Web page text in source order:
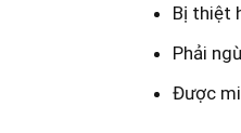
Bị thiệt
Phải
Được